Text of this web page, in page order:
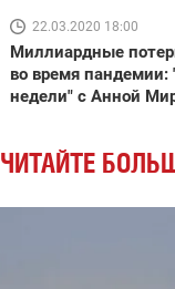
22.03.2020 18:00
Миллиардные
во время пандемии:
недели" с Анной
ЧИТАЙТЕ